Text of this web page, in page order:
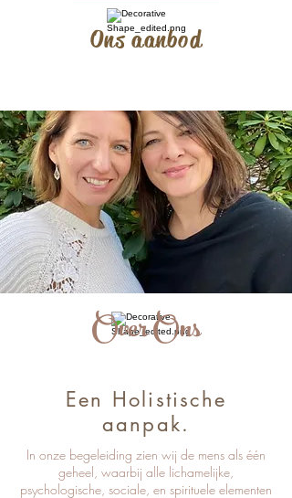
Ons aanbod
Over Ons
Een Holistische
aanpak.
In onze begeleiding zien wij de mens als één
geheel, waarbij alle lichamelijke,
psychologische, sociale, en spirituele elementen